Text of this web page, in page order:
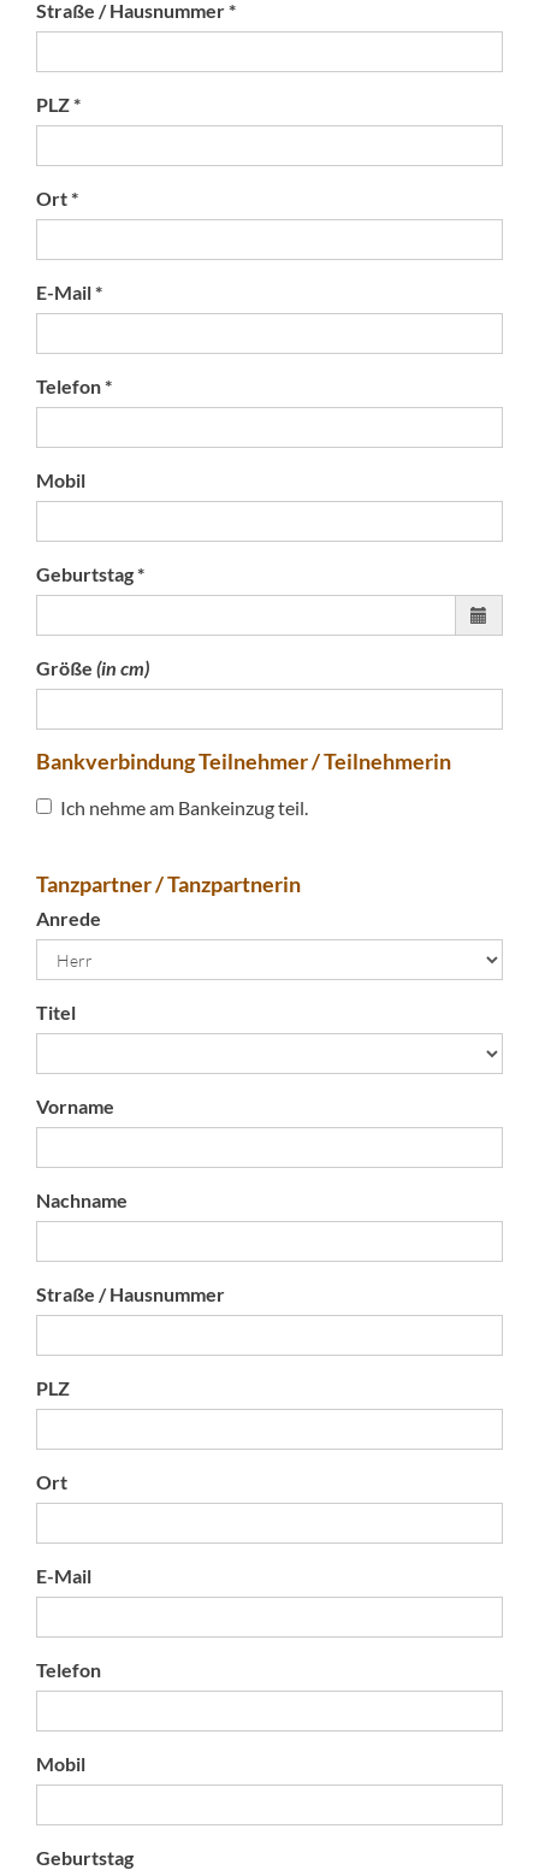
Straße / Hausnummer *
PLZ *
Ort *
E-Mail *
Telefon *
Mobil
Geburtstag *
Größe (in cm)
Bankverbindung Teilnehmer / Teilnehmerin
Ich nehme am Bankeinzug teil.
Tanzpartner / Tanzpartnerin
Anrede
Titel
Vorname
Nachname
Straße / Hausnummer
PLZ
Ort
E-Mail
Telefon
Mobil
Geburtstag